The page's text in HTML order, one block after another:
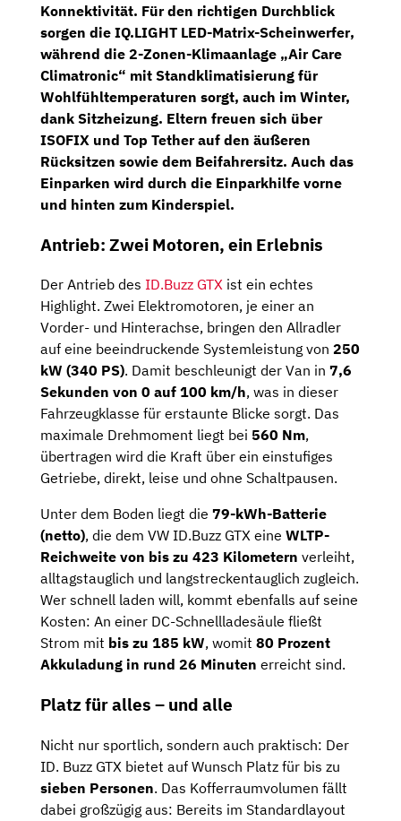
Konnektivität. Fürden richtigen Durchblick
sorgen die IQ.LIGHT LED-Matrix-Scheinwerfer,
während die 2-Zonen-Klimaanlage „AirCare
Climatronic“ mit Standklimatisierung für
Wohlfühltemperaturen sorgt, auch im Winter,
dank Sitzheizung. Eltern freuen sich über
ISOFIX und Top Tether auf den äußeren
Rücksitzen sowie dem Beifahrersitz. Auch das
Einparken wird durch die Einparkhilfe vorne
und hinten zum Kinderspiel.
Antrieb: Zwei Motoren, ein Erlebnis
Der Antrieb des ID.Buzz GTX ist ein echtes
Highlight. Zwei Elektromotoren, je einer an
Vorder- und Hinterachse, bringen den Allradler
auf eine beeindruckende Systemleistung von 250
kW (340 PS). Damit beschleunigt der Van in 7,6
Sekunden von 0 auf 100 km/h, was in dieser
Fahrzeugklasse für erstaunte Blicke sorgt. Das
maximale Drehmoment liegt bei 560 Nm,
übertragen wird die Kraft über ein einstufiges
Getriebe, direkt, leise und ohne Schaltpausen.
Unter dem Boden liegt die 79-kWh-Batterie
(netto), die dem VW ID.Buzz GTX eine WLTP-
Reichweite von bis zu 423 Kilometern verleiht,
alltagstauglich und langstreckentauglich zugleich.
Wer schnell laden will, kommt ebenfalls auf seine
Kosten: An einer DC-Schnellladesäule fließt
Strom mit bis zu 185 kW, womit 80 Prozent
Akkuladung in rund 26 Minuten erreicht sind.
Platzfüralles – und alle
Nicht nur sportlich, sondern auch praktisch: Der
ID. Buzz GTX bietet auf Wunsch Platz für bis zu
sieben Personen. Das Kofferraumvolumen fällt
dabei großzügig aus: Bereits im Standardlayout